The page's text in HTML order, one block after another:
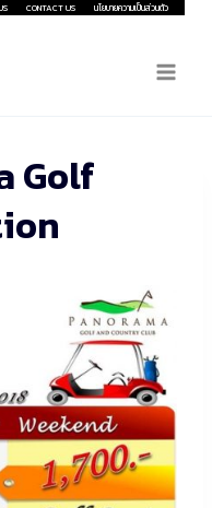
CONTACT US นโยบายความเป็นส่วนตัว
Golf